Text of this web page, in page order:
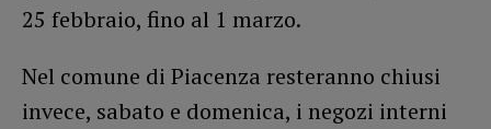
25 febbraio, fino al 1 marzo.
Nel comune di Piacenza resteranno chiusi
invece, sabato e domenica, i negozi interni